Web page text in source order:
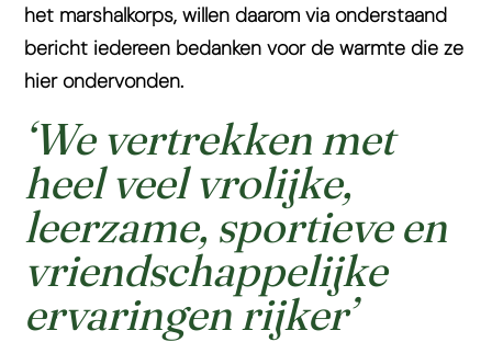
het marshalkorps, willen daarom via onderstaand
bericht iedereen bedanken voor de warmte die ze
hier ondervonden.
‘We vertrekken met
heel veel vrolijke,
leerzame, sportieve en
vriendschappelijke
ervaringen rijker’